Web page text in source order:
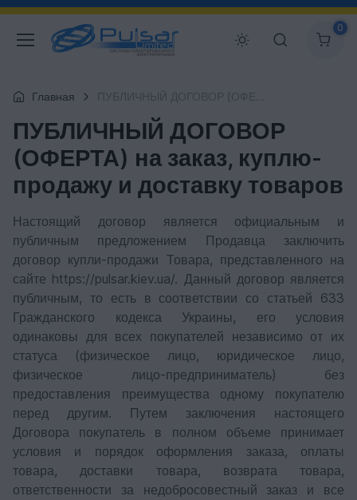
0
Главная ПУБЛИЧНЫЙ ДОГОВОР (ОФЕРТА) на заказ, куплю-продажу и доставку товаров
ПУБЛИЧНЫЙ ДОГОВОР
(ОФЕРТА) на заказ, куплю-
продажу и доставку товаров
Настоящий договор является официальным и
публичным предложением Продавца заключить
договор купли-продажи Товара, представленного на
сайте https://pulsar.kiev.ua/. Данный договор является
публичным, то есть в соответствии со статьей 633
Гражданского кодекса Украины, его условия
одинаковы для всех покупателей независимо от их
статуса (физическое лицо, юридическое лицо,
физическое лицо-предприниматель) без
предоставления преимущества одному покупателю
перед другим. Путем заключения настоящего
Договора покупатель в полном объеме принимает
условия и порядок оформления заказа, оплаты
товара, доставки товара, возврата товара,
ответственности за недобросовестный заказ и все